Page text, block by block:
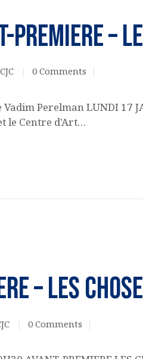
PREMIERE –
0 Comments
Vadim Perelman LUNDI
le Centre d’Art…
– LES
0 Comments